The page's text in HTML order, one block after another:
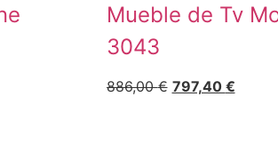
Mueble de Tv
3043
886,00€ 797,40 €